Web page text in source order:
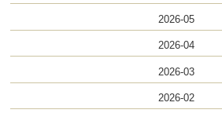
2026-05
2026-04
2026-03
2026-02